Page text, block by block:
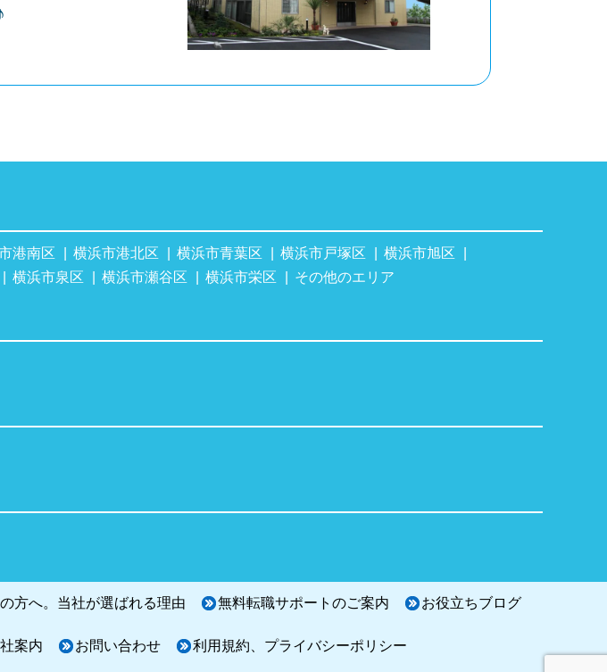
港南区 横浜市港北区 横浜市青葉区 横浜市戸塚区
横浜市旭区
横浜市泉区 横浜市瀬谷区 横浜市栄区 その他のエリア
方へ。当社が選ばれる理由 無料転職サポートのご案内 お役立ちブログ
案内 お問い合わせ 利用規約、プライバシーポリシー